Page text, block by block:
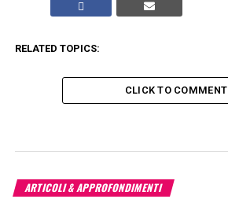
RELATED TOPICS:
CLICK TO COMMENT
ARTICOLI & APPROFONDIMENTI